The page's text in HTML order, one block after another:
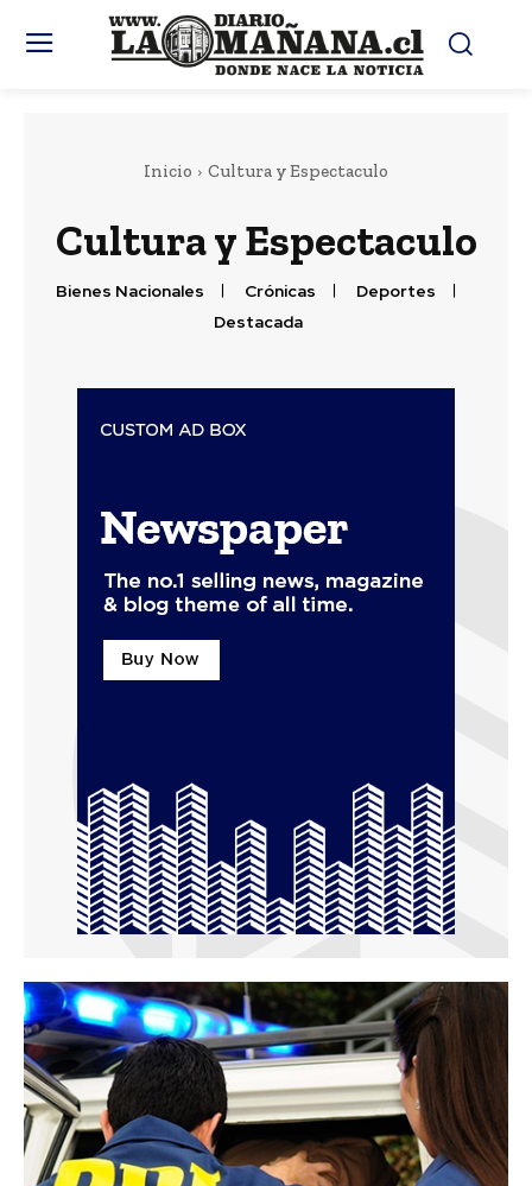
Inicio Cultura y Espectaculo
Cultura y Espectaculo
Bienes Nacionales Crónicas
Deportes
Destacada